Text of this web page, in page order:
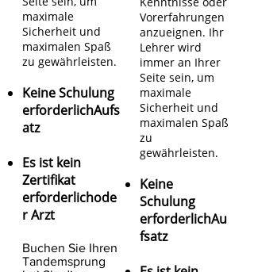
maximale
Sicherheit und
maximalen Spaß
zu gewährleisten.
Keine Schulung
erforderlichAufs
atz
Es ist kein
Zertifikat
erforderlichode
r Arzt
Buchen Sie Ihren
Tandemsprung
Vorerfahrungen
anzueignen. Ihr
Lehrer wird
immer an Ihrer
Seite sein, um
maximale
Sicherheit und
maximalen Spaß
zu
gewährleisten.
Keine
Schulung
erforderlichAu
fsatz